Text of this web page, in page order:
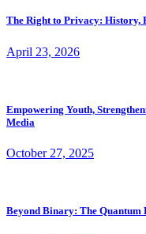
The Right to Privacy: History,
April 23, 2026
Empowering Youth,
Media
October 27, 2025
Beyond Binary: The